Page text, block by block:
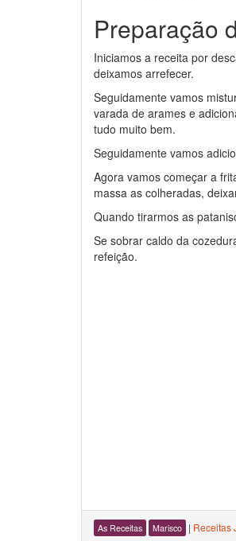
Preparação
Iniciamos a receita por
deixamos arrefecer.
Seguidamente vamos
varada de arames e
tudo muito bem.
Seguidamente vamos
Agora vamos começar a
massa as colheradas,
Quando tirarmos as
Se sobrar caldo da
refeição.
As Receitas Marisco | Receitas